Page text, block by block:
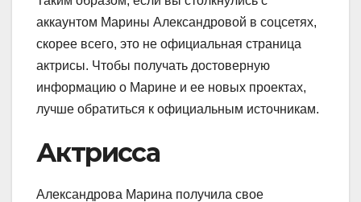
аккаунтом Марины Александровой в соцсетях,
скорее всего, это не официальная страница
актрисы. Чтобы получать достоверную
информацию о Марине и ее новых проектах,
лучше обратиться к официальным источникам.
Актрисса
Александрова Марина получила свое